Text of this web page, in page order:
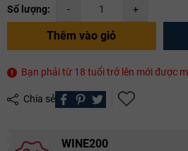
Số lượng: - +
Thêm vào giỏ
Bạn phải từ 18 tuổi trở lên mới được
Chia sẻ
WINE200